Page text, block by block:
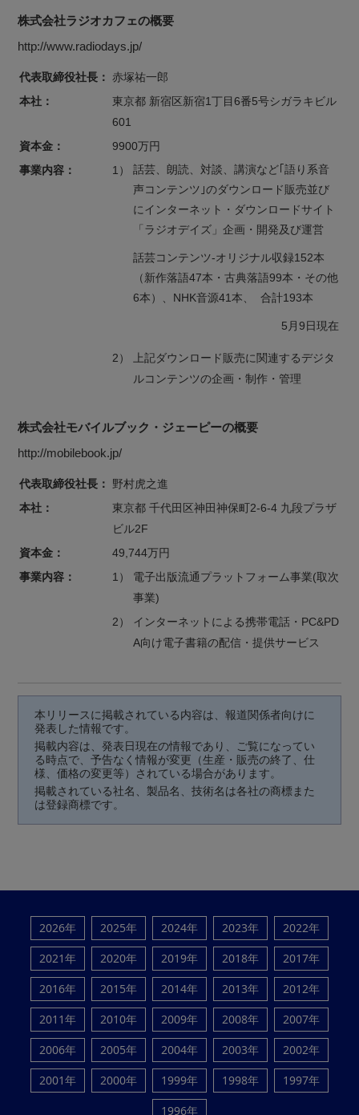
株式会社ラジオカフェの概要
http://www.radiodays.jp/
代表取締役社長： 赤塚祐一郎
本社：
東京都 新宿区新宿1丁目6番5号シガラキビル
601
資本金： 9900万円
事業内容： 1）
話芸、朗読、対談、講演など｢語り系音
声コンテンツ｣のダウンロード販売並び
にインターネット・ダウンロードサイト
「ラジオデイズ」企画・開発及び運営
話芸コンテンツ-オリジナル収録152本
（新作落語47本・古典落語99本・その他
6本）、NHK音源41本、 合計193本
5月9日現在
2）
上記ダウンロード販売に関連するデジタ
ルコンテンツの企画・制作・管理
株式会社モバイルブック・ジェーピーの概要
http://mobilebook.jp/
代表取締役社長： 野村虎之進
本社：
東京都 千代田区神田神保町2-6-4 九段プラザ
ビル2F
資本金： 49,744万円
事業内容： 1）
電子出版流通プラットフォーム事業(取次
事業)
2）
インターネットによる携帯電話・PC&PD
A向け電子書籍の配信・提供サービス
本リリースに掲載されている内容は、報道関係者向けに
発表した情報です。
掲載内容は、発表日現在の情報であり、ご覧になってい
る時点で、予告なく情報が変更（生産・販売の終了、仕
様、価格の変更等）されている場合があります。
掲載されている社名、製品名、技術名は各社の商標また
は登録商標です。
2026年 2025年 2024年 2023年
2022年
2021年
2020年 2019年 2018年
2017年
2016年
2015年 2014年 2013年
2012年
2011年
2010年 2009年 2008年
2007年
2006年
2005年 2004年 2003年
2002年
2001年
2000年 1999年 1998年
1997年
1996年